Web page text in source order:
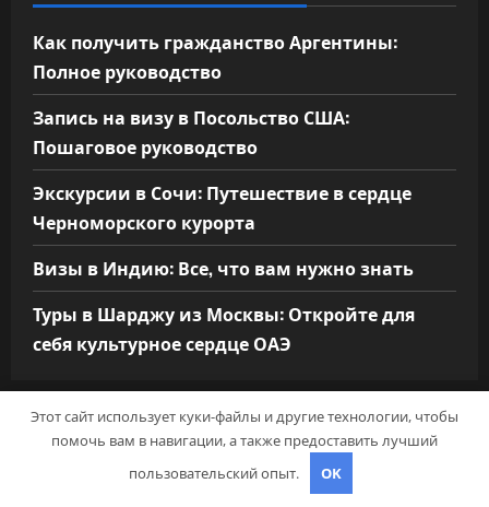
Как получить гражданство Аргентины:
Полное руководство
Запись на визу в Посольство США:
Пошаговое руководство
Экскурсии в Сочи: Путешествие в сердце
Черноморского курорта
Визы в Индию: Все, что вам нужно знать
Туры в Шарджу из Москвы: Откройте для
себя культурное сердце ОАЭ
Этот сайт использует куки-файлы и другие технологии, чтобы
помочь вам в навигации, а также предоставить лучший
пользовательский опыт.
OK